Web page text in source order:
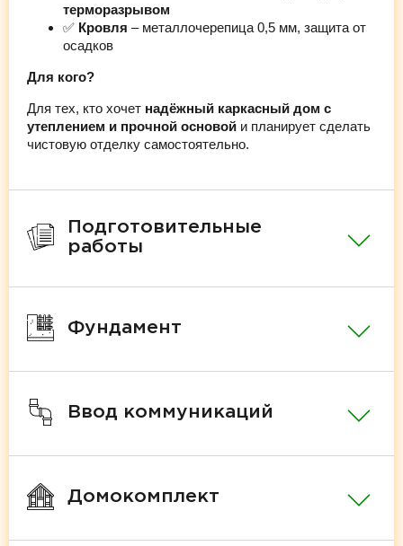
терморазрывом
✅ Кровля – металлочерепица 0,5 мм, защита от
осадков
Для кого?
Для тех, кто хочет надёжный каркасный дом с
утеплением и прочной основой и планирует сделать
чистовую отделку самостоятельно.
Подготовительные
работы
Фундамент
Ввод коммуникаций
Домокомплект